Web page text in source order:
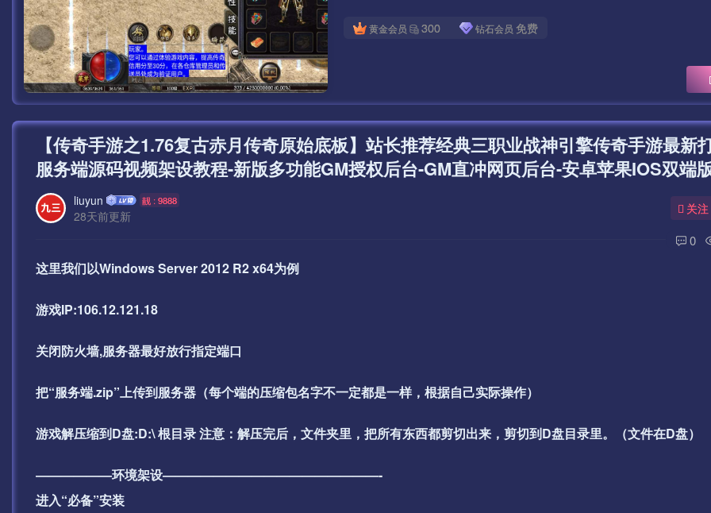
黄金会员 300 钻石会员 免费
【传奇手游之1.76复古赤月传奇原始底板】站长推荐经典三职业战神引擎传奇手游最新
服务端源码视频架设教程-新版多功能GM授权后台-GM直冲网页后台-安卓苹果IOS双端
liuyun 靓 : 9888
28天前更新 关注
0
这里我们以Windows Server 2012 R2 x64为例
游戏IP:106.12.121.18
关闭防火墙,服务器最好放行指定端口
把“服务端.zip”上传到服务器（每个端的压缩包名字不一定都是一样，根据自己实际操作）
游戏解压缩到D盘:D:\ 根目录 注意：解压完后，文件夹里，把所有东西都剪切出来，剪切到D盘目录里。（文件在D盘）
——————环境架设—————————————————-
进入“必备”安装